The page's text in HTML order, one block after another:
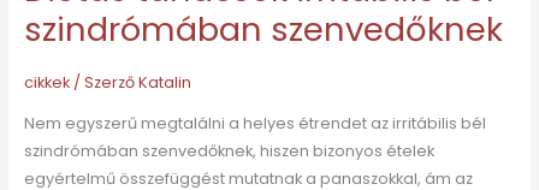
szindrómában szenvedőknek
cikkek/ SzerzőKatalin
Nem egyszerű megtalálni a helyes étrendet az irritábilis bél
szindrómában szenvedőknek, hiszen bizonyos ételek
egyértelmű összefüggést mutatnak a panaszokkal, ám az